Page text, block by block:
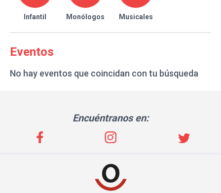
Infantil Monólogos Musicales
Eventos
No hay eventos que coincidan con tu búsqueda
Encuéntranos en: